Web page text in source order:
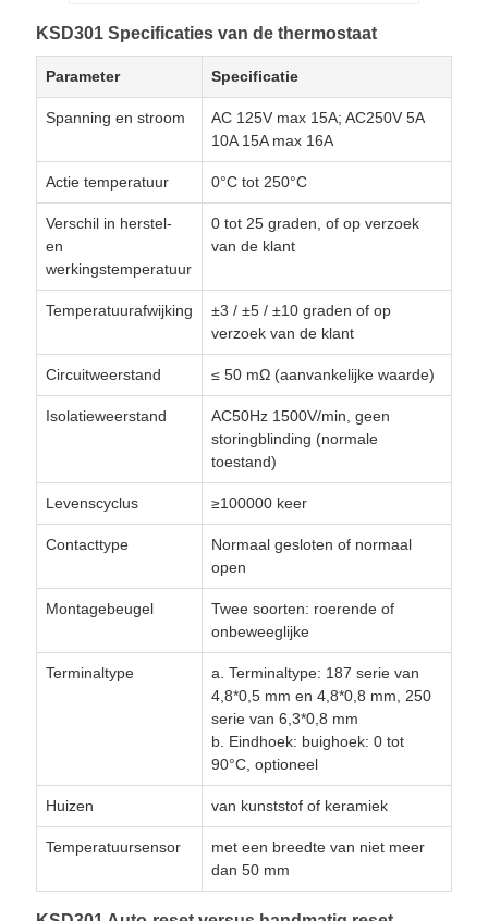
KSD301 Specificaties van de thermostaat
Parameter Specificatie
Spanning en stroom
AC 125V max 15A; AC250V 5A
10A 15A max 16A
Actie temperatuur 0°C tot 250°C
Verschil in herstel-
en
werkingstemperatuur
0 tot 25 graden, of op verzoek
van de klant
Temperatuurafwijking
±3 / ±5 / ±10 graden of op
verzoek van de klant
Circuitweerstand ≤ 50 mΩ (aanvankelijke waarde)
Isolatieweerstand
AC50Hz 1500V/min, geen
storingblinding (normale
toestand)
Levenscyclus ≥100000 keer
Contacttype
Normaal gesloten of normaal
open
Montagebeugel
Twee soorten: roerende of
onbeweeglijke
Terminaltype
a. Terminaltype: 187 serie van
4,8*0,5 mm en 4,8*0,8 mm, 250
serie van 6,3*0,8 mm
b. Eindhoek: buighoek: 0 tot
90°C, optioneel
Huizen van kunststof of keramiek
Temperatuursensor
met een breedte van niet meer
dan 50 mm